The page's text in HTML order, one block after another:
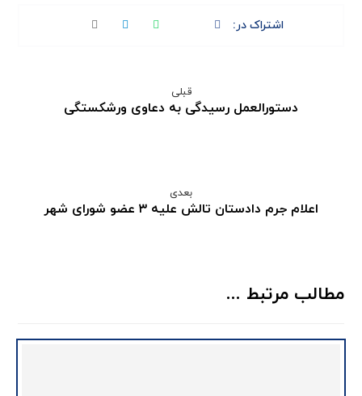
قبلی
دستورالعمل رسیدگی به دعاوی ورشکستگی
بعدی
اعلام جرم دادستان تالش علیه ۳ عضو شورای شهر
مطالب مرتبط ...